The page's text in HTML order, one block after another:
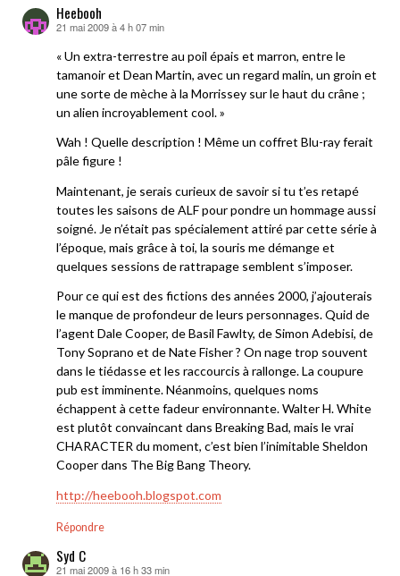
Heebooh
dit :
21 mai 2009 à 4 h 07 min
« Un extra-terrestre au poil épais et marron, entre le
tamanoir et Dean Martin, avec un regard malin, un groin et
une sorte de mèche à la Morrissey sur le haut du crâne ;
un alien incroyablement cool. »
Wah ! Quelle description ! Même un coffret Blu-ray ferait
pâle figure !
Maintenant, je serais curieux de savoir si tu t’es retapé
toutes les saisons de ALF pour pondre un hommage aussi
soigné. Je n’était pas spécialement attiré par cette série à
l’époque, mais grâce à toi, la souris me démange et
quelques sessions de rattrapage semblent s’imposer.
Pour ce qui est des fictions des années 2000, j’ajouterais
le manque de profondeur de leurs personnages. Quid de
l’agent Dale Cooper, de Basil Fawlty, de Simon Adebisi, de
Tony Soprano et de Nate Fisher ? On nage trop souvent
dans le tiédasse et les raccourcis à rallonge. La coupure
pub est imminente. Néanmoins, quelques noms
échappent à cette fadeur environnante. Walter H. White
est plutôt convaincant dans Breaking Bad, mais le vrai
CHARACTER du moment, c’est bien l’inimitable Sheldon
Cooper dans The Big Bang Theory.
http://heebooh.blogspot.com
Répondre
Syd C
dit :
21 mai 2009 à 16 h 33 min